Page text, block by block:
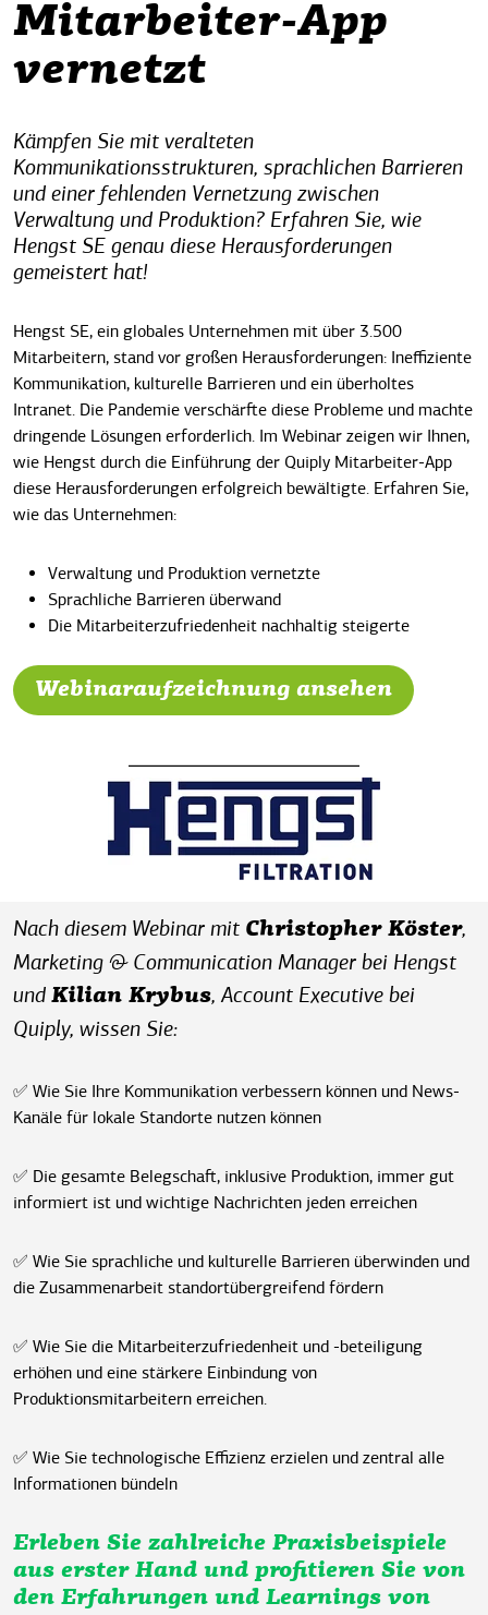
Mitarbeiter-App
vernetzt
Kämpfen Sie mit veralteten
Kommunikationsstrukturen, sprachlichen Barrieren
und einer fehlenden Vernetzung zwischen
Verwaltung und Produktion? Erfahren Sie, wie
Hengst SE genau diese Herausforderungen
gemeistert hat!
Hengst SE, ein globales Unternehmen mit über 3.500
Mitarbeitern, stand vor großen Herausforderungen: Ineffiziente
Kommunikation, kulturelle Barrieren und ein überholtes
Intranet. Die Pandemie verschärfte diese Probleme und machte
dringende Lösungen erforderlich. Im Webinar zeigen wir Ihnen,
wie Hengst durch die Einführung der Quiply Mitarbeiter-App
diese Herausforderungen erfolgreich bewältigte. Erfahren Sie,
wie das Unternehmen:
Verwaltung und Produktion vernetzte
Sprachliche Barrieren überwand
Die Mitarbeiterzufriedenheit nachhaltig steigerte
Webinaraufzeichnung ansehen
Nach diesem Webinar mit Christopher Köster,
Marketing & Communication Manager bei Hengst
und Kilian Krybus, Account Executive bei
Quiply, wissen Sie:
✅ Wie Sie Ihre Kommunikation verbessern können und News-
Kanäle für lokale Standorte nutzen können
✅ Die gesamte Belegschaft, inklusive Produktion, immer gut
informiert ist und wichtige Nachrichten jeden erreichen
✅ Wie Sie sprachliche und kulturelle Barrieren überwinden und
die Zusammenarbeit standortübergreifend fördern
✅ Wie Sie die Mitarbeiterzufriedenheit und -beteiligung
erhöhen und eine stärkere Einbindung von
Produktionsmitarbeitern erreichen.
✅ Wie Sie technologische Effizienz erzielen und zentral alle
Informationen bündeln
Erleben Sie zahlreiche Praxisbeispiele
aus erster Hand und profitieren Sie von
den Erfahrungen und Learnings von